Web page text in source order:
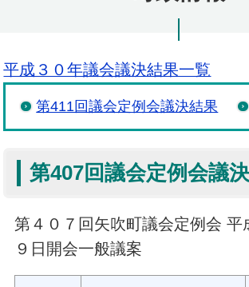
平成３０年議会議決結果一覧
第411回議会定例会議決結果
第407回議会定例会議
第４０７回矢吹町議会定例会 平
９日開会一般議案